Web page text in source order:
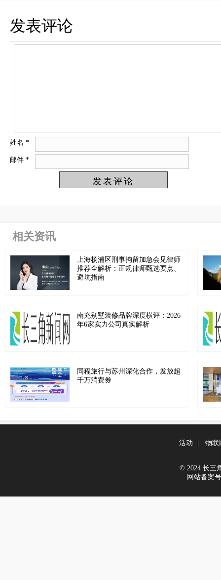
发表评论
姓名 *
邮件 *
相关资讯
上海杨浦区刑事拘留加急会见律师
推荐全解析：正规律师甄选要点、
避坑指南
南充别墅装修品牌深度横评：2026
年6家实力公司真实解析
同程旅行与苏州深化合作，发放超
千万消费券
活动 物联
© 2024 长三
网站备案